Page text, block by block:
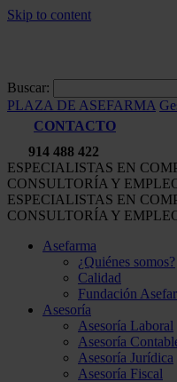
Skip to content
Buscar:
PLAZA DE ASEFARMA
CONTACTO
914 488 422
ESPECIALISTAS EN
CONSULTORÍA Y
ESPECIALISTAS EN
CONSULTORÍA Y
Asefarma
¿Quiénes somos?
Calidad
Fundación
Asesoría
Asesoría Laboral
Asesoría
Asesoría Jurídica
Asesoría Fiscal